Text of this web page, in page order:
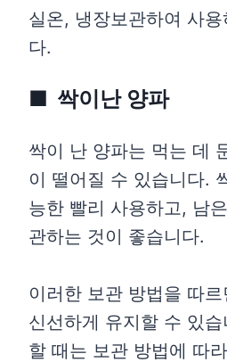
실온, 냉장보관하여 사용
다.
싹이난 양파
싹이 난 양파는 먹는 데
이 떨어질 수 있습니다.
능한 빨리 사용하고, 남
관하는 것이 좋습니다.
이러한 보관 방법을 따
신선하게 유지할 수 있
할 때는 보관 방법에 따